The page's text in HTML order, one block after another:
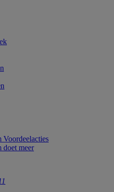
Voordeelacties
doet meer